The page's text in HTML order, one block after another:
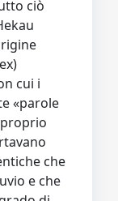
ciò
cui i
«parole
che
e che